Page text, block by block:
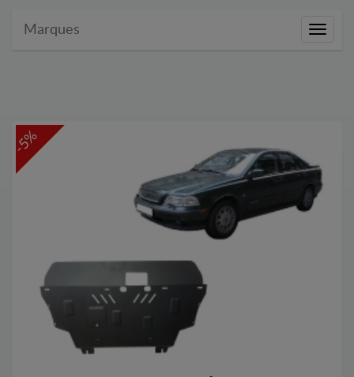
Marques
-5%